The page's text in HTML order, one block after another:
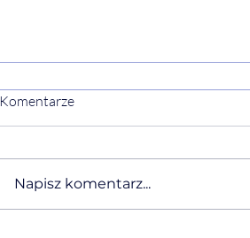
Komentarze
Napisz komentarz...